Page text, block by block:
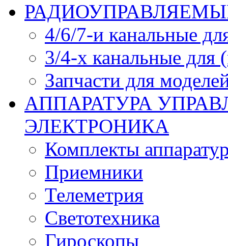
4/6/7-и канальные
3/4-х канальные
Запчасти для
АППАРАТУРА
ЭЛЕКТРОНИКА
Комплекты
Приемники
Телеметрия
Светотехника
Гироскопы